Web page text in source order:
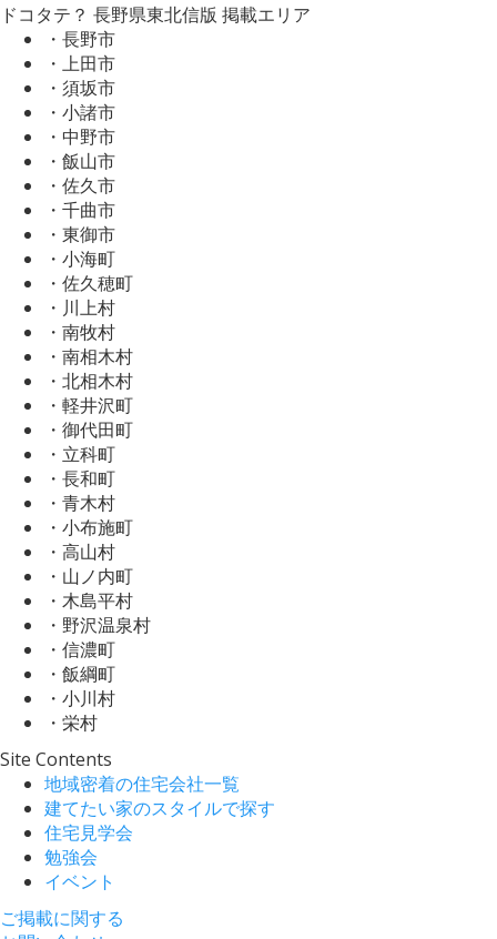
ドコタテ？ 長野県東北信版 掲載エリア
・長野市
・上田市
・須坂市
・小諸市
・中野市
・飯山市
・佐久市
・千曲市
・東御市
・小海町
・佐久穂町
・川上村
・南牧村
・南相木村
・北相木村
・軽井沢町
・御代田町
・立科町
・長和町
・青木村
・小布施町
・高山村
・山ノ内町
・木島平村
・野沢温泉村
・信濃町
・飯綱町
・小川村
・栄村
Site Contents
地域密着の住宅会社一覧
建てたい家のスタイルで探す
住宅見学会
勉強会
イベント
ご掲載に関する